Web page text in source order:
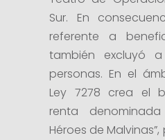
Sur. En
referente a
también excluyó
personas. En el
Ley 7278 crea el
renta
Héroes de